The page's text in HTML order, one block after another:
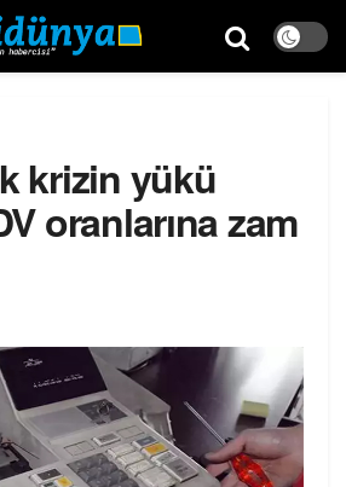
krizin yükü
oranlarına zam